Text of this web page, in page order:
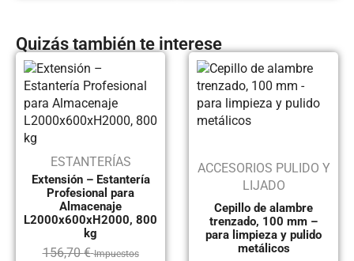
Quizás también te interese
ESTANTERÍAS
Extensión – Estantería
Profesional para
Almacenaje
L2000x600xH2000, 800
kg
156,70€ Impuestos
ACCESORIOS PULIDO Y
LIJADO
Cepillo de alambre
trenzado, 100 mm –
para limpieza y pulido
metálicos